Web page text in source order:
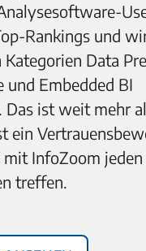
Rankings und
Data
und Embedded BI
Das ist weit mehr
ein
InfoZoom jeden
treffen.